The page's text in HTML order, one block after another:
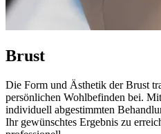
Brust
Die Form und Ästhetik der Brust
persönlichen Wohlbefinden bei.
individuell abgestimmten
Ihr gewünschtes Ergebnis zu